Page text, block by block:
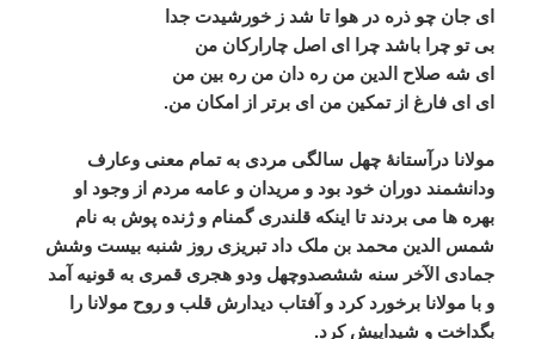
ای جان چو ذره در هوا تا شد ز خورشیدت جدا
بی تو چرا باشد چرا ای اصل چارارکان من
ای شه صلاح الدین من ره دان من ره بین من
ای ای فارغ از تمکین من ای برتر از امکان من.
مولانا درآستانۀ چهل سالگی مردی به تمام معنی وعارف
ودانشمند دوران خود بود و مریدان و عامه مردم از وجود او
بهره ها می بردند تا اینکه قلندری گمنام و ژنده پوش به نام
شمس الدین محمد بن ملک داد تبریزی روز شنبه بيست وشش
جمادی الآخر سنه ششصدوچهل ودو هجری قمری به قونیه آمد
و با مولانا برخورد کرد و آفتاب دیدارش قلب و روح مولانا را
بگداخت و شیداییش کرد.